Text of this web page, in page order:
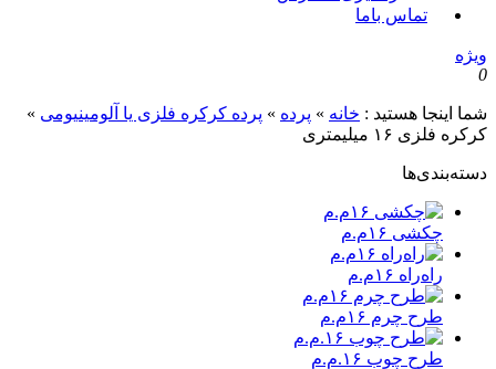
تماس باما
ویژه
0
شما اینجا هستید : خانه » پرده » پرده کرکره فلزی یا آلومینیومی »
کرکره فلزی ۱۶ میلیمتری
دسته‌بندی‌ها
چکشی ۱۶م.م
راه‌راه ۱۶م.م
طرح چرم ۱۶م.م
طرح چوب ۱۶.م.م